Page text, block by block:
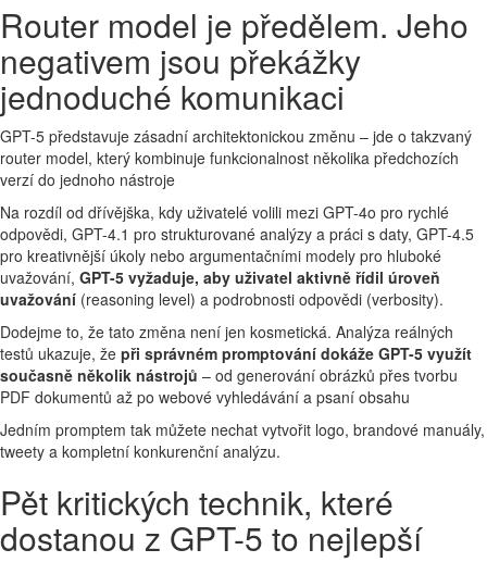
Router model je předělem. Jeho
negativem jsou překážky
jednoduché komunikaci
GPT-5 představuje zásadní architektonickou změnu – jde o takzvaný
router model, který kombinuje funkcionalnost několika předchozích
verzí do jednoho nástroje
Na rozdíl od dřívějška, kdy uživatelé volili mezi GPT-4o pro rychlé
odpovědi, GPT-4.1 pro strukturované analýzy a práci s daty, GPT-4.5
pro kreativnější úkoly nebo argumentačními modely pro hluboké
uvažování, GPT-5 vyžaduje, aby uživatel aktivně řídil úroveň
uvažování (reasoning level) a podrobnosti odpovědi (verbosity).
Dodejme to, že tato změna není jen kosmetická. Analýza reálných
testů ukazuje, že při správném promptování dokáže GPT-5 využít
současně několik nástrojů – od generování obrázků přes tvorbu
PDF dokumentů až po webové vyhledávání a psaní obsahu
Jedním promptem tak můžete nechat vytvořit logo, brandové manuály,
tweety a kompletní konkurenční analýzu.
Pět kritických technik, které
dostanou z GPT-5 to nejlepší